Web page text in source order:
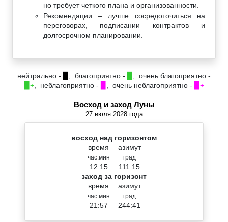
но требует четкого плана и организованности.
Рекомендации – лучше сосредоточиться на
переговорах, подписании контрактов и
долгосрочном планировании.
нейтрально - , благоприятно -
, очень благоприятно -
▉+, неблагоприятно - , очень неблагоприятно - ▉+
Восход и заход Луны
27 июля 2028 года
восход над горизонтом
время
час:мин
12:15
азимут
град
111:15
заход за горизонт
время
час:мин
21:57
азимут
град
244:41